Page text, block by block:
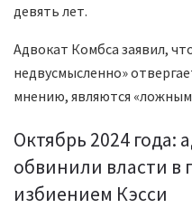
девять лет.
Адвокат Комбса заявил,
недвусмысленно»
мнению, являются
Октябрь 2024 года:
обвинили власти в
избиением Кэсси